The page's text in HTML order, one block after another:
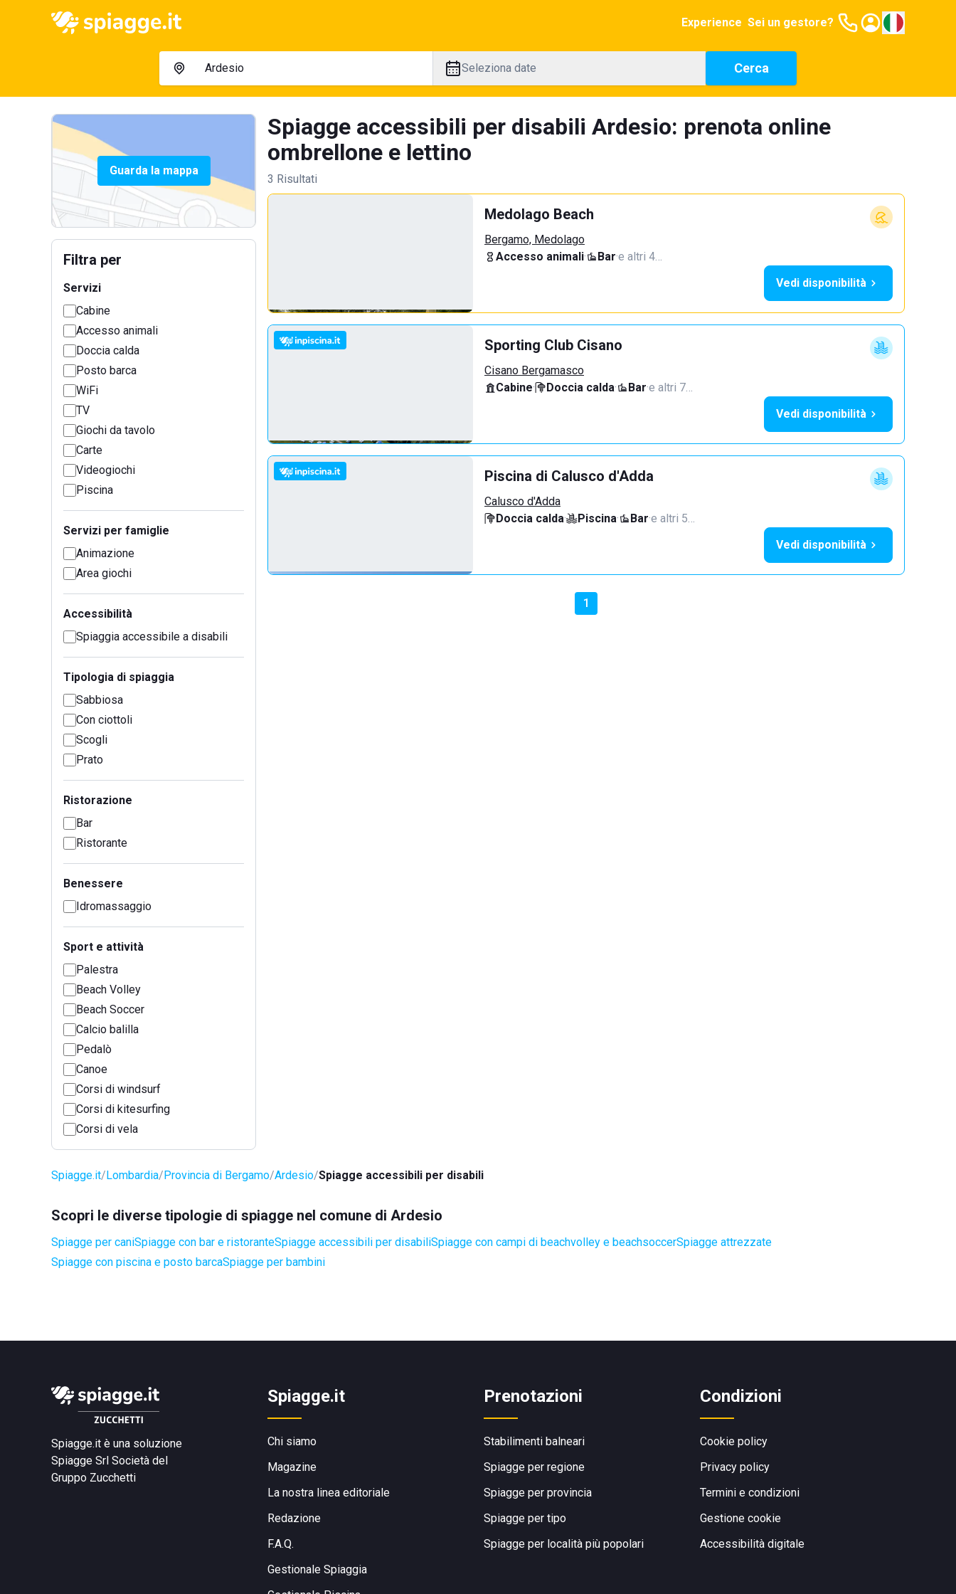
Experience Sei un gestore?
Seleziona date Cerca
Guarda la mappa
Filtra per
Servizi
Cabine
Accesso animali
Doccia calda
Posto barca
WiFi
TV
Giochi da tavolo
Carte
Videogiochi
Piscina
Servizi per famiglie
Animazione
Area giochi
Accessibilità
Spiaggia accessibile a disabili
Tipologia di spiaggia
Sabbiosa
Con ciottoli
Scogli
Prato
Ristorazione
Bar
Ristorante
Benessere
Idromassaggio
Sport e attività
Palestra
Beach Volley
Beach Soccer
Calcio balilla
Pedalò
Canoe
Corsi di windsurf
Corsi di kitesurfing
Corsi di vela
Spiagge accessibili per disabili Ardesio: prenota online
ombrellone e lettino
3 Risultati
Medolago Beach
Bergamo, Medolago
Accesso animali· Bar·e altri 4…
Vedi disponibilità
Sporting Club Cisano
Cisano Bergamasco
Cabine· Doccia calda· Bar·e altri 7…
Vedi disponibilità
Piscina di Calusco d'Adda
Calusco d'Adda
Doccia calda· Piscina· Bar·e altri 5…
Vedi disponibilità
1
Spiagge.it Lombardia Provincia di Bergamo Ardesio Spiagge accessibili per disabili
Scopri le diverse tipologie di spiagge nel comune di Ardesio
Spiagge per caniSpiagge con bar e ristoranteSpiagge accessibili per disabiliSpiagge con campi di beachvolley e beachsoccerSpiagge attrezzate
Spiagge con piscina e posto barcaSpiagge per bambini
Spiagge.it è una soluzione
Spiagge Srl Società del
Gruppo Zucchetti
Spiagge.it
Chi siamo
Magazine
La nostra linea editoriale
Redazione
F.A.Q.
Gestionale Spiaggia
Prenotazioni
Stabilimenti balneari
Spiagge per regione
Spiagge per provincia
Spiagge per tipo
Spiagge per località più popolari
Condizioni
Cookie policy
Privacy policy
Termini e condizioni
Gestione cookie
Accessibilità digitale